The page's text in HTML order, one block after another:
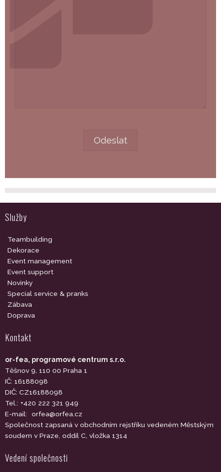
Služby
Teambuilding
Dekorace
Event management
Event support
Novinky
Special service & pranks
Zábava
Doprava
Kontakt
or-fea, programové centrum s.r.o.
Těšnov 9, 110 00 Praha 1
IČ: 16188098
DIČ: CZ16188098
Tel.: +420 222 321 949
E-mail:
orfea@orfea.cz
Společnost zapsaná v obchodním rejstříku vedeném Městským
soudem v Praze, oddíl C, vložka 1314
Vedení společnosti